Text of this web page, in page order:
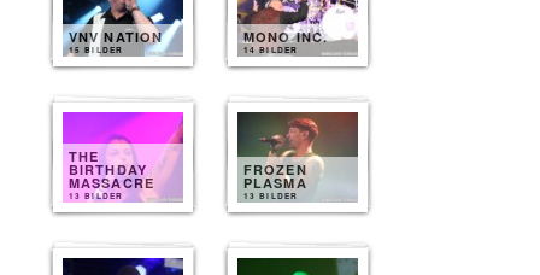
VNV NATION
15 BILDER
MONO INC.
14 BILDER
THE
BIRTHDAY
MASSACRE
13 BILDER
FROZEN
PLASMA
13 BILDER